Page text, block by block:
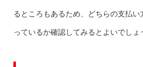
るところもあるため、どちらの支払い
っているか確認してみるとよいでしょ